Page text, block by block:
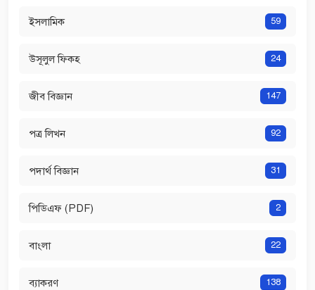
ইসলামিক 59
উসূলুল ফিকহ 24
জীব বিজ্ঞান 147
পত্র লিখন 92
পদার্থ বিজ্ঞান 31
পিডিএফ (PDF) 2
বাংলা 22
ব্যাকরণ 138